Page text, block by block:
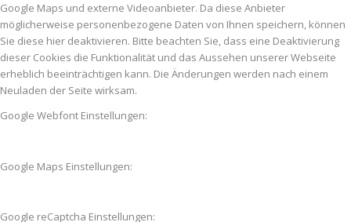
Google Maps und externe Videoanbieter. Da diese Anbieter
möglicherweise personenbezogene Daten von Ihnen speichern, können
Sie diese hier deaktivieren. Bitte beachten Sie, dass eine Deaktivierung
dieser Cookies die Funktionalität und das Aussehen unserer Webseite
erheblich beeinträchtigen kann. Die Änderungen werden nach einem
Neuladen der Seite wirksam.
Google Webfont Einstellungen:
Google Maps Einstellungen:
Google reCaptcha Einstellungen: